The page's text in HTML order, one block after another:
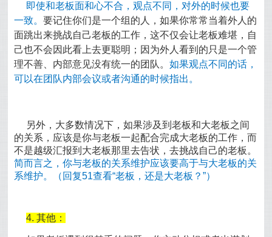
即使和老板面和心不合，观点不同，对外的时候也要
一致。要记住你们是一个组的人，如果你常常当着外人的
面跳出来挑战自己老板的工作，这不仅会让老板难堪，自
己也不会因此看上去更聪明；因为外人看到的只是一个管
理不善、内部意见没有统一的团队。如果观点不同的话，
可以在团队内部会议或者沟通的时候指出。
另外，大多数情况下，如果涉及到老板和大老板之间
的关系，应该是你与老板一起配合完成大老板的工作，而
不是越级汇报到大老板那里去告状，去挑战自己的老板。
简而言之，你与老板的关系维护应该要高于与大老板的关
系维护。（回复51查看“老板，还是大老板？”）
4. 其他：